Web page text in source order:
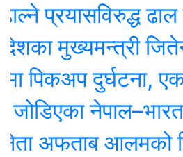
प्रयासविरुद्ध ढाल
मुख्यमन्त्री जितेन्द्र
पिकअप दुर्घटना, एक
नेपाल–भारत
अफताब आलमको